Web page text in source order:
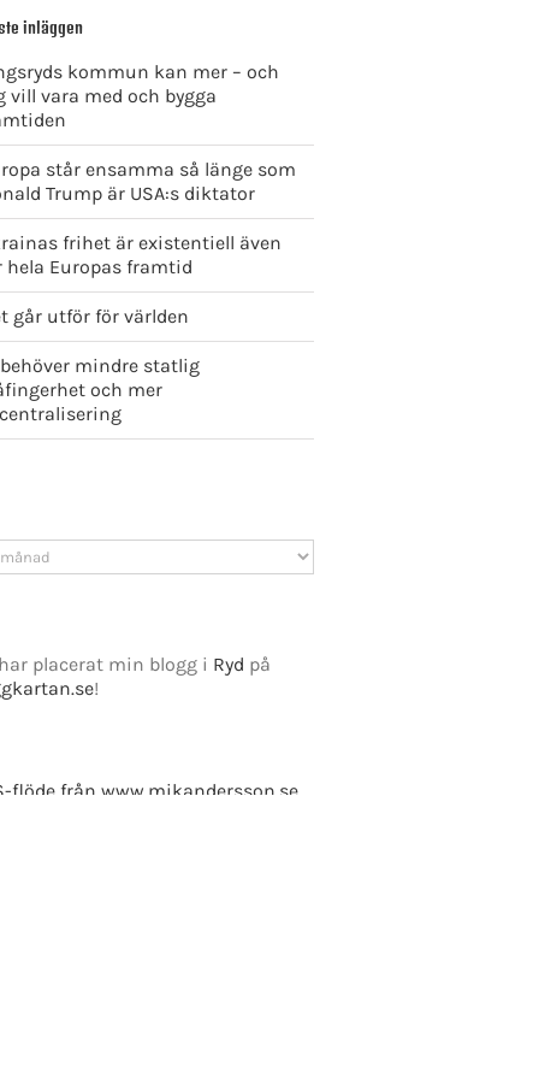
inläggen
kommun kan mer – och
vill vara med och bygga
står ensamma så länge som
Trump är USA:s diktator
frihet är existentiell även
hela Europas framtid
går utför för världen
mindre statlig
och mer
placerat min blogg i Ryd på
!
flöde från www.mikandersson.se